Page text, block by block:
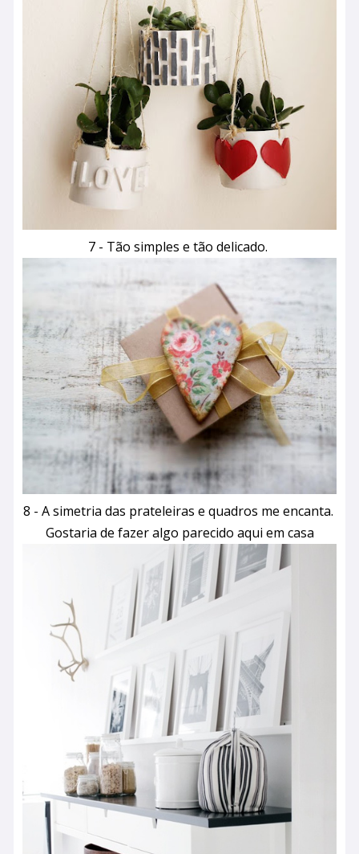
7 - Tão simples e tão delicado.
8 - A simetria das prateleiras e quadros me encanta.
Gostaria de fazer algo parecido aqui em casa